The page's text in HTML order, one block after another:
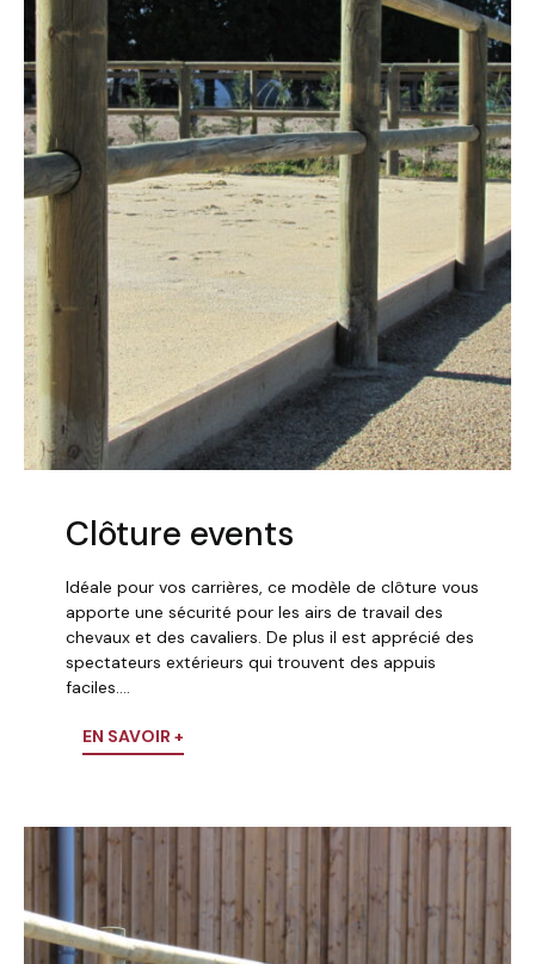
Clôture events
Idéale pour vos carrières, ce modèle de clôture vous
apporte une sécurité pour les airs de travail des
chevaux et des cavaliers. De plus il est apprécié des
spectateurs extérieurs qui trouvent des appuis
faciles….
EN SAVOIR +